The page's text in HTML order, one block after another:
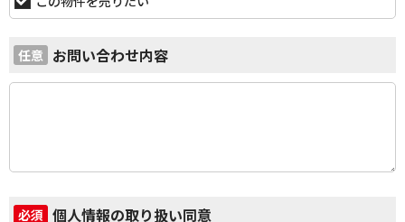
任意 お問い合わせ内容
必須 個人情報の取り扱い同意